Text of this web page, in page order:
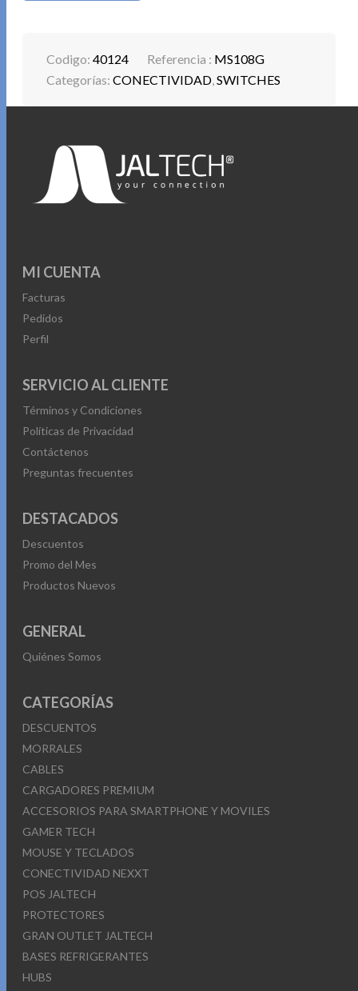
Codigo:40124 Referencia : MS108G
Categorías:CONECTIVIDAD ,SWITCHES
MI CUENTA
Facturas
Pedidos
Perfil
SERVICIO AL CLIENTE
Términos y Condiciones
Políticas de Privacidad
Contáctenos
Preguntas frecuentes
DESTACADOS
Descuentos
Promo del Mes
Productos Nuevos
GENERAL
Quiénes Somos
CATEGORÍAS
DESCUENTOS
MORRALES
CABLES
CARGADORES PREMIUM
ACCESORIOS PARA SMARTPHONE Y MOVILES
GAMER TECH
MOUSE Y TECLADOS
CONECTIVIDAD NEXXT
POS JALTECH
PROTECTORES
GRAN OUTLET JALTECH
BASES REFRIGERANTES
HUBS